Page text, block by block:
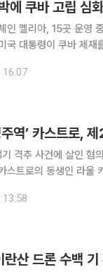
에 쿠바 고립 심
인 멜리아, 15곳 운영
국 대통령이 쿠바 제
에서 운영 중인 34개
주역’ 카스트로,
격추 사건에 살인 혐
스트로의 동생인 라울
란산 드론 수백